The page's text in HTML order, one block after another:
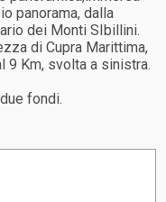
panorama, dalla
dei Monti SIbillini.
di Cupra Marittima,
9 Km, svolta a sinistra.
fondi.